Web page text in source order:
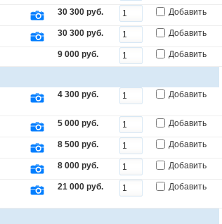
30 300 руб. Добавить
30 300 руб. Добавить
9 000 руб. Добавить
4 300 руб. Добавить
5 000 руб. Добавить
8 500 руб. Добавить
8 000 руб. Добавить
21 000 руб. Добавить